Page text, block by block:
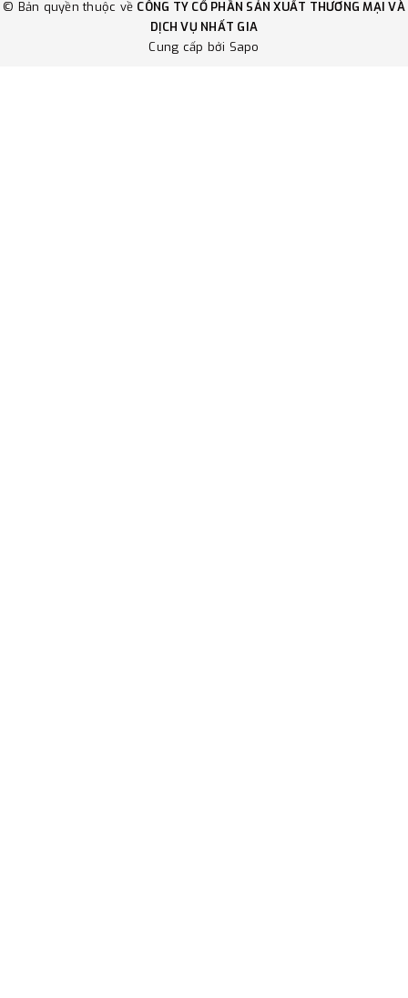
© Bản quyền thuộc về CÔNG TY CỔ PHẦN SẢN XUẤT THƯƠNG MẠI VÀ
DỊCH VỤ NHẤT GIA
Cung cấp bởi Sapo